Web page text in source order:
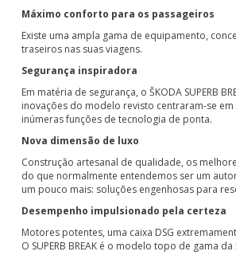
Máximo conforto para os passageiros
Existe uma ampla gama de equipamento,
traseiros nas suas viagens.
Segurança inspiradora
Em matéria de segurança, o ŠKODA SUPERB
inovações do modelo revisto centraram-se
inúmeras funções de tecnologia de ponta.
Nova dimensão de luxo
Construção artesanal de qualidade, os
do que normalmente entendemos ser um
um pouco mais: soluções engenhosas para
Desempenho impulsionado pela certeza
Motores potentes, uma caixa DSG
O SUPERB BREAK é o modelo topo de gama